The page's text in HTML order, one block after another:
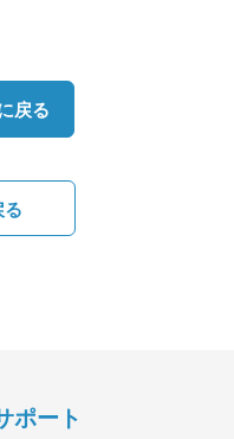
戻る
る
ポート